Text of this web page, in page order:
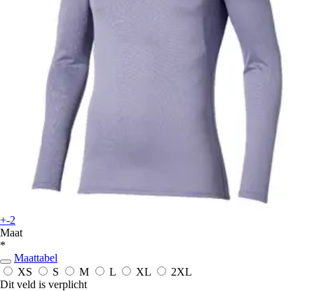
+-2
Maat
*
Maattabel
XS
S M L XL
2XL
Dit veld is verplicht